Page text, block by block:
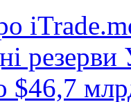
резерви
$46,7